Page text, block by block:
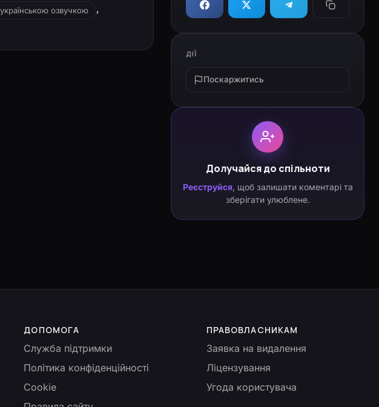
озвучкою ,
ДІЇ
Поскаржитись
Долучайся до спільноти
Реєструйся, щоб залишати коментарі та
зберігати улюблене.
ДОПОМОГА
Служба підтримки
Політика конфіденційності
Cookie
ПРАВОВЛАСНИКАМ
Заявка на видалення
Ліцензування
Угода користувача